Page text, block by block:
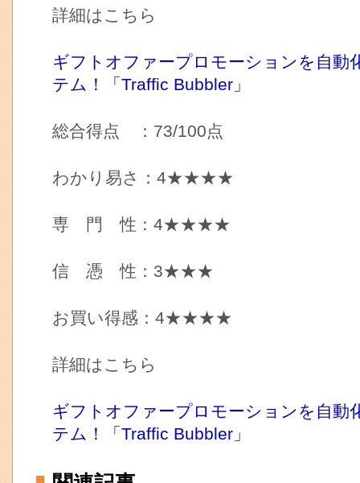
詳細はこちら
ギフトオファープロモーションを自動
テム！「Traffic Bubbler」
総合得点 ：73/100点
わかり易さ：4★★★★
専 門 性：4★★★★
信 憑 性：3★★★
お買い得感：4★★★★
詳細はこちら
ギフトオファープロモーションを自動
テム！「Traffic Bubbler」